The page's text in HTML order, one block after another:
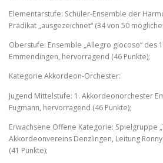
Elementarstufe: Schüler-Ensemble der
Prädikat „ausgezeichnet“ (34 von 50
Oberstufe: Ensemble „Allegro giocoso“ des
Emmendingen, hervorragend (46 Punkte);
Kategorie Akkordeon-Orchester:
Jugend Mittelstufe: 1. Akkordeonorchester
Fugmann, hervorragend (46 Punkte);
Erwachsene Offene Kategorie: Spielgruppe
Akkordeonvereins Denzlingen, Leitung
(41 Punkte);